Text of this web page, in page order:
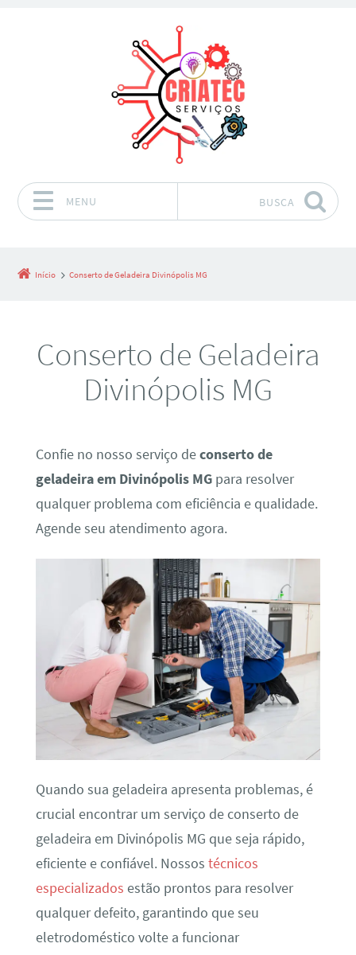
MENU BUSCA
Início Conserto de Geladeira Divinópolis MG
Conserto de Geladeira
Divinópolis MG
Confie no nosso serviço deconserto de
geladeira em Divinópolis MGpara resolver
qualquer problema com eficiência e qualidade.
Agende seu atendimento agora.
Quando sua geladeira apresenta problemas, é
crucial encontrar um serviço de conserto de
geladeira em Divinópolis MG que seja rápido,
eficiente e confiável. Nossos técnicos
especializados estão prontos para resolver
qualquer defeito, garantindo que seu
eletrodoméstico volte a funcionar